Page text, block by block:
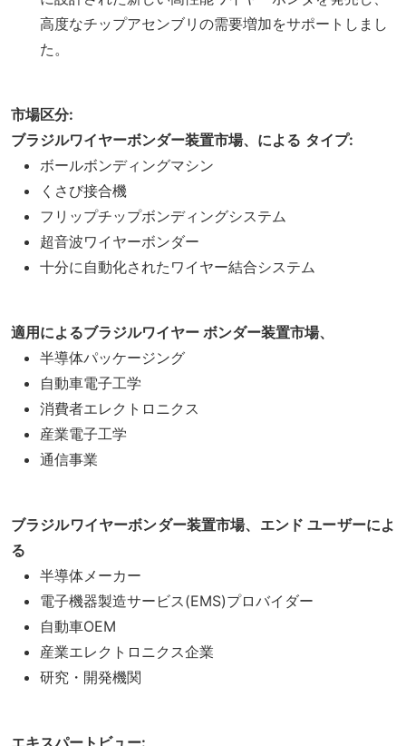
高度なチップアセンブリの需要増加をサポートしまし
た。
市場区分:
ブラジルワイヤーボンダー装置市場、による タイプ:
ボールボンディングマシン
くさび接合機
フリップチップボンディングシステム
超音波ワイヤーボンダー
十分に自動化されたワイヤー結合システム
適用によるブラジルワイヤー ボンダー装置市場、
半導体パッケージング
自動車電子工学
消費者エレクトロニクス
産業電子工学
通信事業
ブラジルワイヤーボンダー装置市場、エンド ユーザーによ
る
半導体メーカー
電子機器製造サービス(EMS)プロバイダー
自動車OEM
産業エレクトロニクス企業
研究・開発機関
エキスパートビュー: